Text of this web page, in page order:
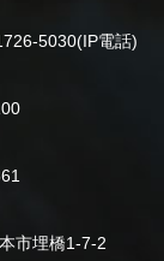
5030(IP電話)
市埋橋1-7-2